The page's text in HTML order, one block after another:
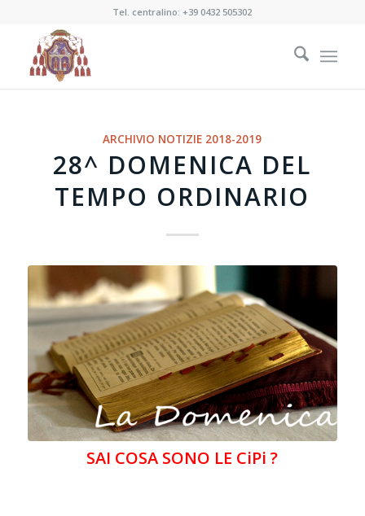
Tel. centralino:+39 0432 505302
ARCHIVIO NOTIZIE 2018-2019
28^ DOMENICA DEL
TEMPO ORDINARIO
SAI COSA SONO LE CiPi ?